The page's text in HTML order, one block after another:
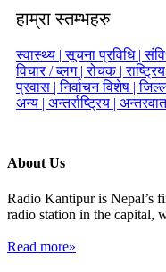
हाम्रा स्तम्भहरु
स्वास्थ्य |सूचना प्रविधि |
विचार / ब्लग |रोचक |
प्रवास |निर्वाचन विशेष |
अन्य | अन्तर्राष्ट्रिय |
About Us
Radio Kantipur is Nepal’s
radio station in the capital,
Read more»